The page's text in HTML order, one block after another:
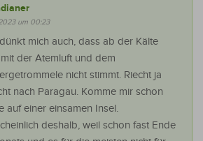
um 00:23
mich auch, dass ab der Kälte
der Atemluft und dem
nicht stimmt. Riecht ja
nach Paragau. Komme mir schon
auf einer einsamen Insel.
deshalb, weil schon fast Ende